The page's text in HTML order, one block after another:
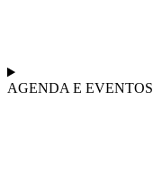
AGENDA E EVENTOS